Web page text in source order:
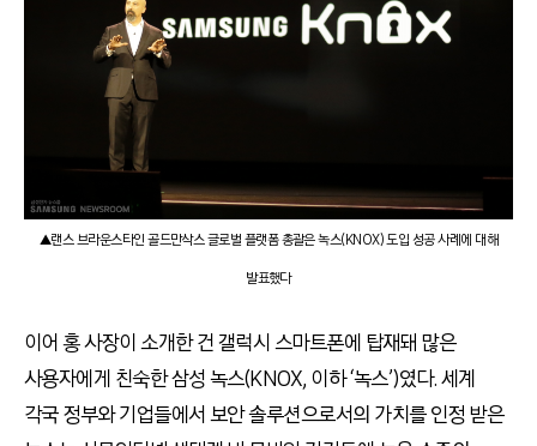
▲랜스 브라운스타인 골드만삭스 글로벌 플랫폼 총괄은 녹스(KNOX) 도입 성공 사례에 대해
발표했다
이어 홍 사장이 소개한 건 갤럭시 스마트폰에 탑재돼 많은
사용자에게 친숙한 삼성 녹스(KNOX, 이하 ‘녹스’)였다. 세계
각국 정부와 기업들에서 보안 솔루션으로서의 가치를 인정 받은